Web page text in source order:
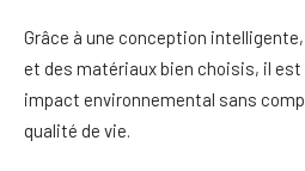
Grâce à une conception
et des matériaux bien choisis, il
impact environnemental sans
qualité de vie.